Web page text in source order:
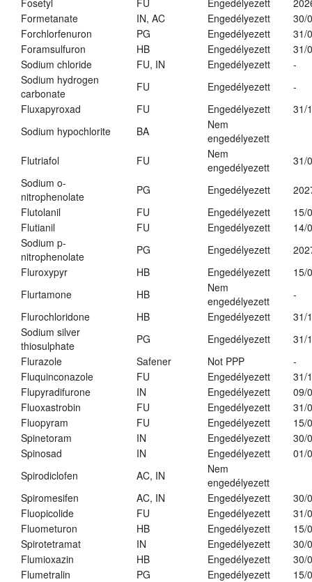
Fosetyl
FU Engedélyezett
Formetanate
IN, AC Engedélyezett
30/
Forchlorfenuron
PG Engedélyezett
31/
Foramsulfuron
HB Engedélyezett
31/
Sodium chloride
FU, IN Engedélyezett
-
Sodium hydrogen
carbonate
FU Engedélyezett
-
Fluxapyroxad
FU Engedélyezett
31/
Sodium hypochlorite
BA
Nem
engedélyezett
Flutriafol
FU
Nem
engedélyezett
31/
Sodium o-
nitrophenolate
PG Engedélyezett
Flutolanil
FU Engedélyezett
15/
Flutianil
FU Engedélyezett
14/
Sodium p-
nitrophenolate
PG Engedélyezett
Fluroxypyr
HB Engedélyezett
15/
Flurtamone
HB
Nem
engedélyezett
-
Flurochloridone
HB Engedélyezett
31/
Sodium silver
thiosulphate
PG Engedélyezett
31/
Flurazole
Safener Not PPP
-
Fluquinconazole
FU Engedélyezett
31/
Flupyradifurone
IN Engedélyezett
09/
Fluoxastrobin
FU Engedélyezett
31/
Fluopyram
FU Engedélyezett
15/
Spinetoram
IN Engedélyezett
30/
Spinosad
IN Engedélyezett
01/
Spirodiclofen
AC, IN
Nem
engedélyezett
Spiromesifen
AC, IN Engedélyezett
30/
Fluopicolide
FU Engedélyezett
31/
Fluometuron
HB Engedélyezett
15/
Spirotetramat
IN Engedélyezett
30/
Flumioxazin
HB Engedélyezett
30/
Flumetralin
PG Engedélyezett
15/